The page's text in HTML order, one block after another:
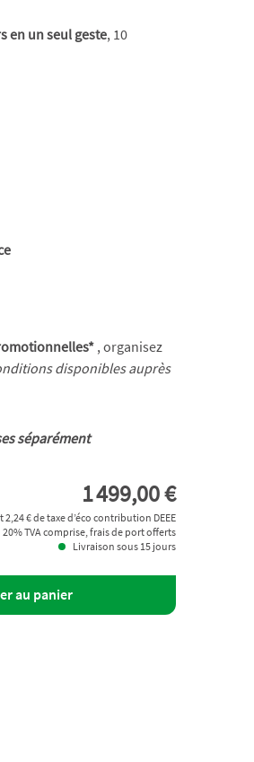
en un seul geste, 10
, organisez
disponibles auprès
séparément
1 499,00 €
2,24 € de taxe d’éco contribution DEEE
20% TVA comprise, frais de port offerts
Livraison sous 15 jours
au panier